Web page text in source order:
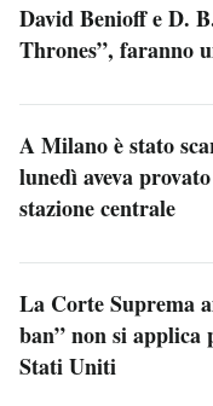
David Benioff e D.
Thrones”, faranno
A Milano è stato
lunedì aveva
stazione centrale
La Corte Suprema
ban” non si applica
Stati Uniti